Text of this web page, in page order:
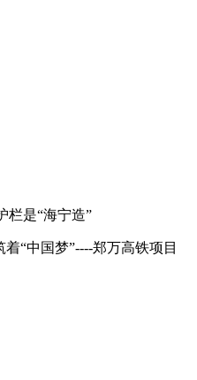
栏是“海宁造”
“中国梦”----郑万高铁项目